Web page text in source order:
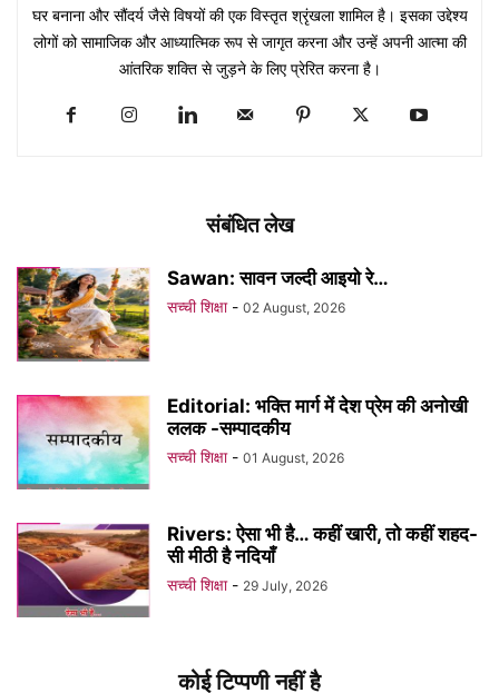
घर बनाना और सौंदर्य जैसे विषयों की एक विस्तृत श्रृंखला शामिल है। इसका उद्देश्य
लोगों को सामाजिक और आध्यात्मिक रूप से जागृत करना और उन्हें अपनी आत्मा की
आंतरिक शक्ति से जुड़ने के लिए प्रेरित करना है।
संबंधित लेख
Sawan: सावन जल्दी आइयो रे…
सच्ची शिक्षा - 02 August, 2026
Editorial: भक्ति मार्ग में देश प्रेम की अनोखी
ललक -सम्पादकीय
सच्ची शिक्षा - 01 August, 2026
Rivers: ऐसा भी है… कहीं खारी, तो कहीं शहद-
सी मीठी है नदियाँ
सच्ची शिक्षा - 29 July, 2026
कोई टिप्पणी नहीं है